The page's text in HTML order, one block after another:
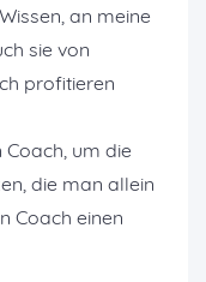
an meine
sie von
profitieren
um die
die man allein
Coach einen